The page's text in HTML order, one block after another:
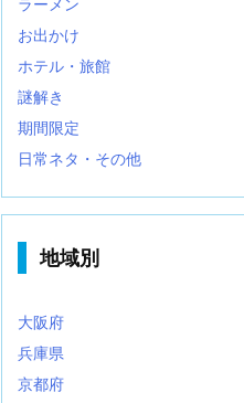
ラーメン
お出かけ
ホテル・旅館
謎解き
期間限定
日常ネタ・その他
地域別
大阪府
兵庫県
京都府